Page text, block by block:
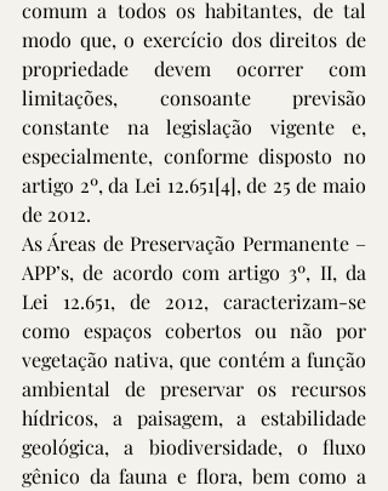
comum a todos os habitantes, de tal
modo que, o exercício dos direitos de
propriedade devem ocorrer com
limitações, consoante previsão
constante na legislação vigente e,
especialmente, conforme disposto no
artigo 2º, da Lei 12.651[4], de 25 de maio
de 2012.
As Áreas de Preservação Permanente –
APP’s, de acordo com artigo 3º, II, da
Lei 12.651, de 2012, caracterizam-se
como espaços cobertos ou não por
vegetação nativa, que contém a função
ambiental de preservar os recursos
hídricos, a paisagem, a estabilidade
geológica, a biodiversidade, o fluxo
gênico da fauna e flora, bem como a